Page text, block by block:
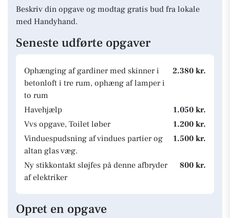
Beskriv din opgave og modtag gratis bud fra lokale
med Handyhand.
Seneste udførte opgaver
Ophænging af gardiner med skinner i
betonloft i tre rum, ophæng af lamper i
to rum
2.380 kr.
Havehjælp
1.050 kr.
Vvs opgave, Toilet løber
1.200 kr.
Vinduespudsning af vindues partier og
altan glas væg.
1.500 kr.
Ny stikkontakt sløjfes på denne afbryder
af elektriker
800 kr.
Opret en opgave